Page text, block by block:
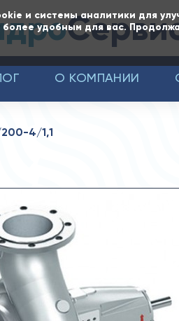
и системы аналитики для
удобным для вас.
О КОМПАНИИ
4/1,1